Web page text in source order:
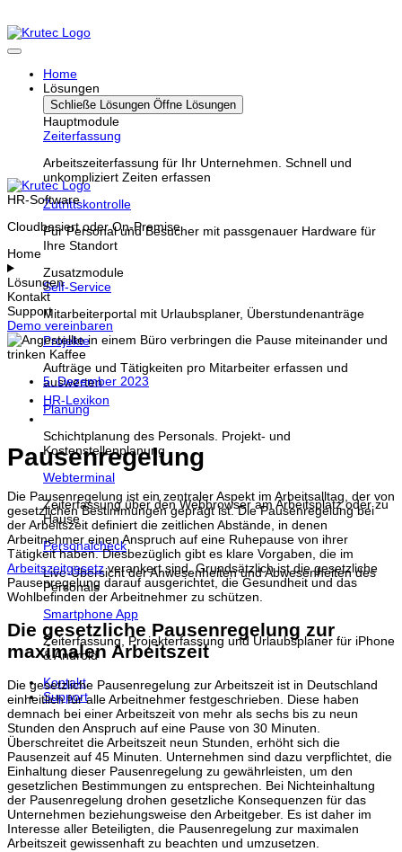
Home
Lösungen
Schließe Lösungen Öffne Lösungen
Hauptmodule
Zeiterfassung
Arbeitszeiterfassung für Ihr Unternehmen. Schnell und
unkompliziert Zeiten erfassen
Zutrittskontrolle
Für Personal und Besucher mit passgenauer Hardware für
Ihre Standort
Zusatzmodule
Self-Service
Mitarbeiterportal mit Urlaubsplaner, Überstundenanträge
Projekte
Aufträge und Tätigkeiten pro Mitarbeiter erfassen und
auswerten
Planung
Schichtplanung des Personals. Projekt- und
Kostenstellenplanung
Webterminal
Zeiterfassung über den Webbrowser am Arbeitsplatz oder zu
Hause
Personalcheck
Live-Übersicht der Anwesenheiten und Abwesenheiten des
Personals
Smartphone App
Zeiterfassung, Projekterfassung und Urlaubsplaner für iPhone
& Android
Kontakt
Support
HR-Software
Cloudbasiert oder On-Premise
Home
Lösungen
Kontakt
Support
Demo vereinbaren
5. Dezember 2023
HR-Lexikon
Pausenregelung
Die Pausenregelung ist ein zentraler Aspekt im Arbeitsalltag, der von
gesetzlichen Bestimmungen geprägt ist. Die Pausenregelung bei
der Arbeitszeit definiert die zeitlichen Abstände, in denen
Arbeitnehmer einen Anspruch auf eine Ruhepause von ihrer
Tätigkeit haben. Diesbezüglich gibt es klare Vorgaben, die im
Arbeitszeitgesetzverankert sind. Grundsätzlich ist die gesetzliche
Pausenregelung darauf ausgerichtet, die Gesundheit und das
Wohlbefinden der Arbeitnehmer zu schützen.
Die gesetzliche Pausenregelung zur
maximalen Arbeitszeit
Die gesetzliche Pausenregelung zur Arbeitszeit ist in Deutschland
einheitlich für alle Arbeitnehmer festgeschrieben. Diese haben
demnach bei einer Arbeitszeit von mehr als sechs bis zu neun
Stunden den Anspruch auf eine Pause von 30 Minuten.
Überschreitet die Arbeitszeit neun Stunden, erhöht sich die
Pausenzeit auf 45 Minuten. Unternehmen sind dazu verpflichtet, die
Einhaltung dieser Pausenregelung zu gewährleisten, um den
gesetzlichen Bestimmungen zu entsprechen. Bei Nichteinhaltung
der Pausenregelung drohen gesetzliche Konsequenzen für das
Unternehmen beziehungsweise den Arbeitgeber. Es ist daher im
Interesse aller Beteiligten, die Pausenregelung zur maximalen
Arbeitszeit gewissenhaft zu beachten und umzusetzen.